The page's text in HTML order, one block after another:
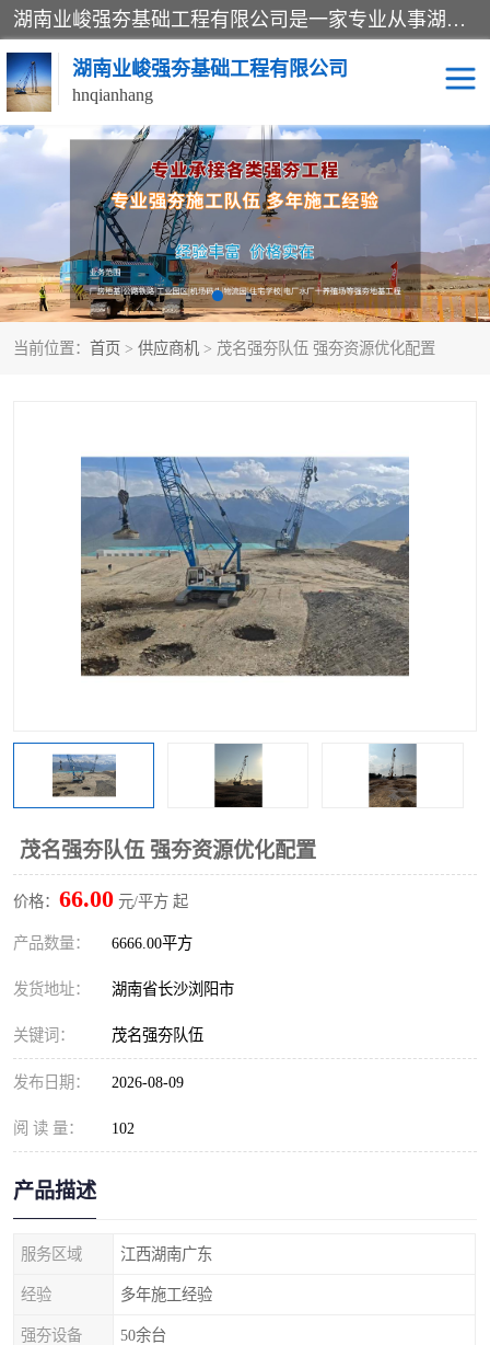
湖南业峻强夯基础工程有限公司是一家专业从事湖南强夯基础工程、强夯机租赁，地基处理的施工单位。业务覆盖：湖南、广东，江西等地。可承接1000KN.m-25000KN.m强夯（置换）工程。公司创始人是国内较早期从事强夯施工的建设者，经过多年的一步一个脚印的发展，在行业内具有较高的度和良好的口碑。
湖南业峻强夯基础工程有限公司
hnqianhang
当前位置： 首页 > 供应商机 > 茂名强夯队伍 强夯资源优化配置
茂名强夯队伍 强夯资源优化配置
价格： 66.00 元/平方 起
产品数量： 6666.00平方
发货地址： 湖南省长沙浏阳市
关键词： 茂名强夯队伍
发布日期： 2026-08-09
阅 读 量： 102
产品描述
服务区域 江西湖南广东
经验 多年施工经验
强夯设备 50余台
强夯施工案例 强夯机租赁
强夯施工工程 强夯施工队伍
强夯队伍